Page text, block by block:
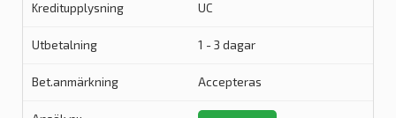
UC
1 - 3 dagar
Accepteras